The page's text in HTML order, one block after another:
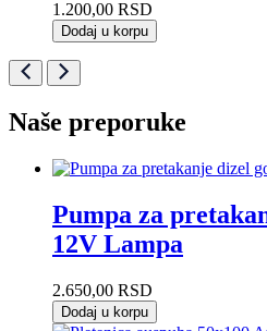
1.200,00 RSD
Dodaj u korpu
Naše preporuke
Pumpa za
12V Lampa
2.650,00 RSD
Dodaj u korpu